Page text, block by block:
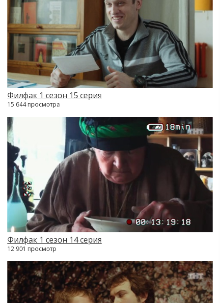
Филфак 1 сезон 15 серия
15 644 просмотра
Филфак 1 сезон 14 серия
12 901 просмотр